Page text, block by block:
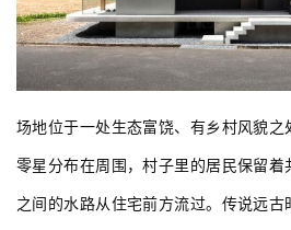
场地位于一处生态富饶、有乡村风貌
零星分布在周围，村子里的居民保留
之间的水路从住宅前方流过。传说远